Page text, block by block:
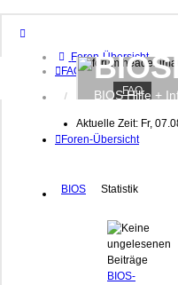
Foren-Übersicht
FAQ
Anmelden
BIOS Hilfe +
FAQ
Aktuelle Zeit: Fr,
Foren-Übersicht
BIOS Statistik
BIOS-